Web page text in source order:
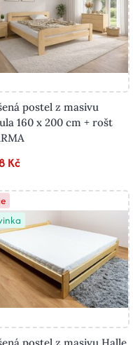
postel z masivu
160 x 200 cm + rošt
Kč